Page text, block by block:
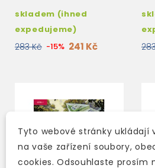
skladem (ihned
expedujeme)
283 Kč -15% 241 Kč
Tyto webové stránky ukládají
na vaše zařízení soubory,
cookies. Odsouhlaste prosím